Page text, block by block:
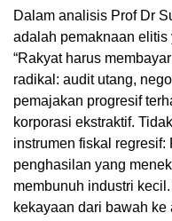
Dalam analisis Prof Dr
adalah pemaknaan
“Rakyat harus
radikal: audit utang,
pemajakan progresif
korporasi ekstraktif.
instrumen fiskal
penghasilan yang
membunuh industri
kekayaan dari bawah